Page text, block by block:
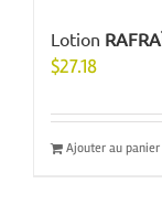
Lotion
$27.18
Ajouter au panier